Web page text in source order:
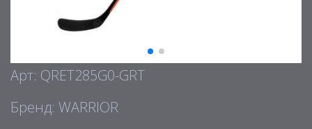
Арт: QRET285G0-GRT
Бренд: WARRIOR